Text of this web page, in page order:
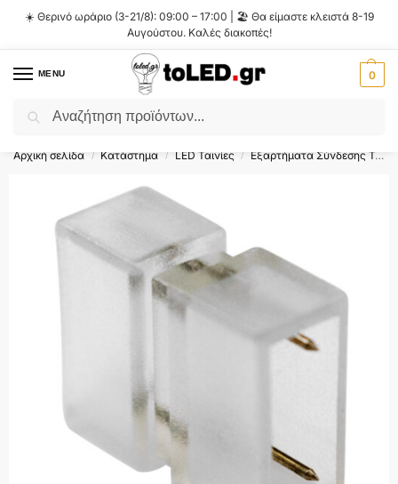
☀️ Θερινό ωράριο (3-21/8): 09:00 – 17:00 | 🏖️ Θα είμαστε κλειστά 8-19
Αυγούστου. Καλές διακοπές!
MENU 0
Flash Sale ⚡ 10% Έκπτωση με τον κωδικό
Αρχική σελίδα / Κατάστημα / LED Ταινίες / Εξαρτήματα Σύνδεσης Ταινίας Led